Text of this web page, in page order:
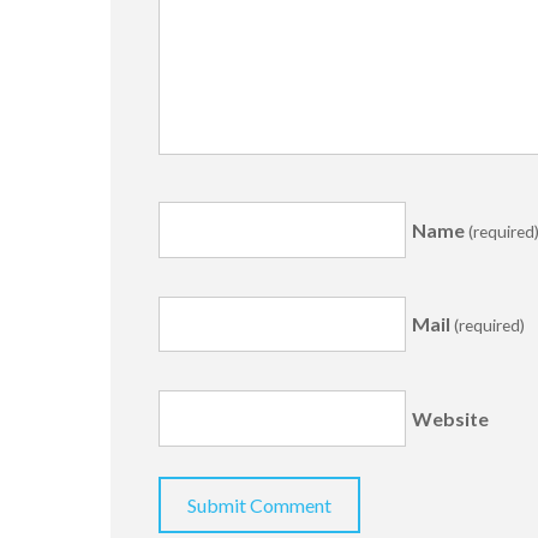
Name
Mail(required)
Website